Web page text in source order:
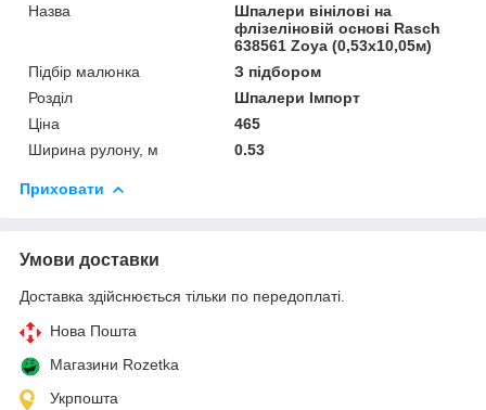
Назва
Шпалери вінілові на
флізеліновій основі Rasch
638561 Zoya (0,53х10,05м)
Підбір малюнка
З підбором
Розділ
Шпалери Імпорт
Ціна
465
Ширина рулону, м
0.53
Приховати
Умови доставки
Доставка здійснюється тільки по передоплаті.
Нова Пошта
Магазини Rozetka
Укрпошта